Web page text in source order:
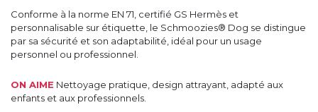
Conforme à la norme EN 71, certifié GS Hermès et
personnalisable sur étiquette, le Schmoozies® Dog se distingue
par sa sécurité et son adaptabilité, idéal pour un usage
personnel ou professionnel.
ON AIME Nettoyage pratique, design attrayant, adapté aux
enfants et aux professionnels.